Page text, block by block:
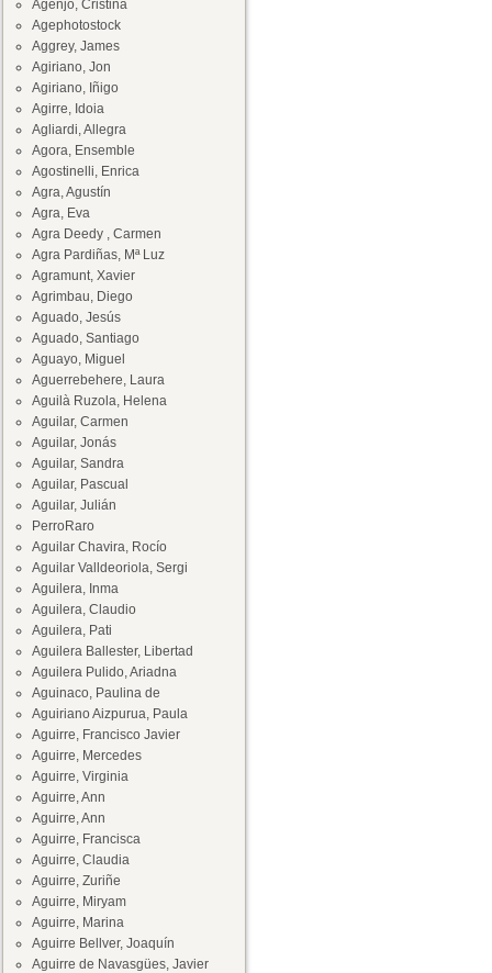
Agenjo, Cristina
Agephotostock
Aggrey, James
Agiriano, Jon
Agiriano, Iñigo
Agirre, Idoia
Agliardi, Allegra
Agora, Ensemble
Agostinelli, Enrica
Agra, Agustín
Agra, Eva
Agra Deedy , Carmen
Agra Pardiñas, Mª Luz
Agramunt, Xavier
Agrimbau, Diego
Aguado, Jesús
Aguado, Santiago
Aguayo, Miguel
Aguerrebehere, Laura
Aguilà Ruzola, Helena
Aguilar, Carmen
Aguilar, Jonás
Aguilar, Sandra
Aguilar, Pascual
Aguilar, Julián
PerroRaro
Aguilar Chavira, Rocío
Aguilar Valldeoriola, Sergi
Aguilera, Inma
Aguilera, Claudio
Aguilera, Pati
Aguilera Ballester, Libertad
Aguilera Pulido, Ariadna
Aguinaco, Paulina de
Aguiriano Aizpurua, Paula
Aguirre, Francisco Javier
Aguirre, Mercedes
Aguirre, Virginia
Aguirre, Ann
Aguirre, Ann
Aguirre, Francisca
Aguirre, Claudia
Aguirre, Zuriñe
Aguirre, Miryam
Aguirre, Marina
Aguirre Bellver, Joaquín
Aguirre de Navasgües, Javier